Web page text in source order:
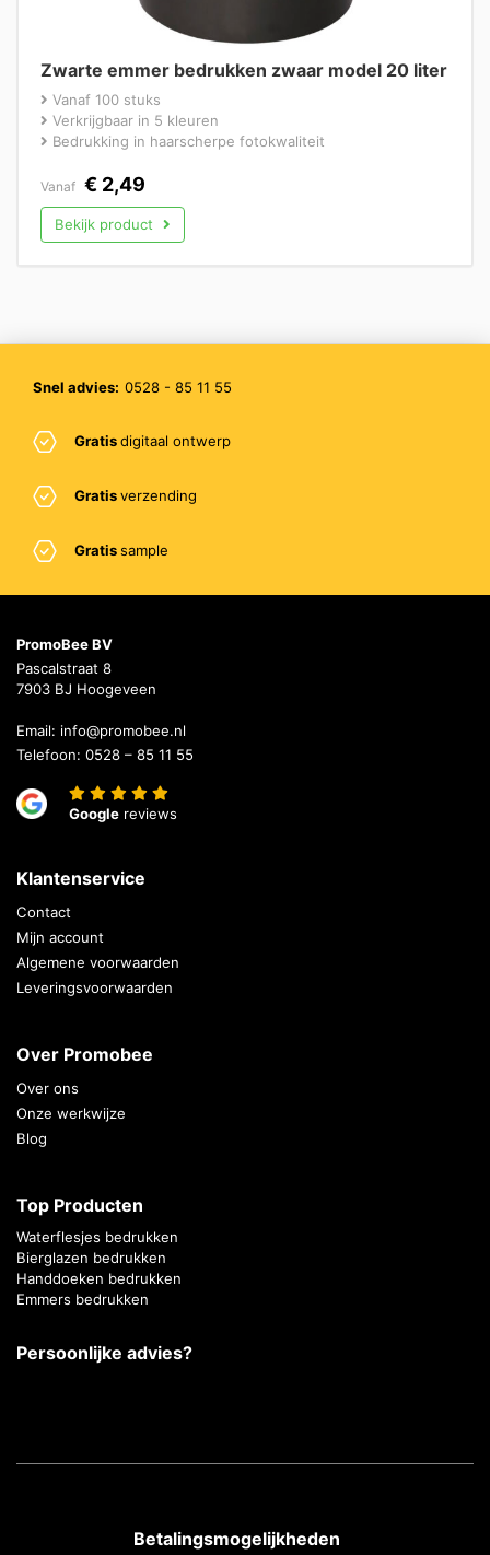
Zwarte emmer bedrukken zwaar model 20 liter
Vanaf 100 stuks
Verkrijgbaar in 5 kleuren
Bedrukking in haarscherpe fotokwaliteit
Vanaf € 2,49
Bekijk product
Snel advies: 0528 - 85 11 55
Gratisdigitaal ontwerp
Gratisverzending
Gratissample
PromoBee BV
Pascalstraat 8
7903 BJ Hoogeveen
Email: info@promobee.nl
Telefoon: 0528 – 85 11 55
Google reviews
Klantenservice
Contact
Mijn account
Algemene voorwaarden
Leveringsvoorwaarden
Over Promobee
Over ons
Onze werkwijze
Blog
Top Producten
Waterflesjes bedrukken
Bierglazen bedrukken
Handdoeken bedrukken
Emmers bedrukken
Persoonlijke advies?
Betalingsmogelijkheden